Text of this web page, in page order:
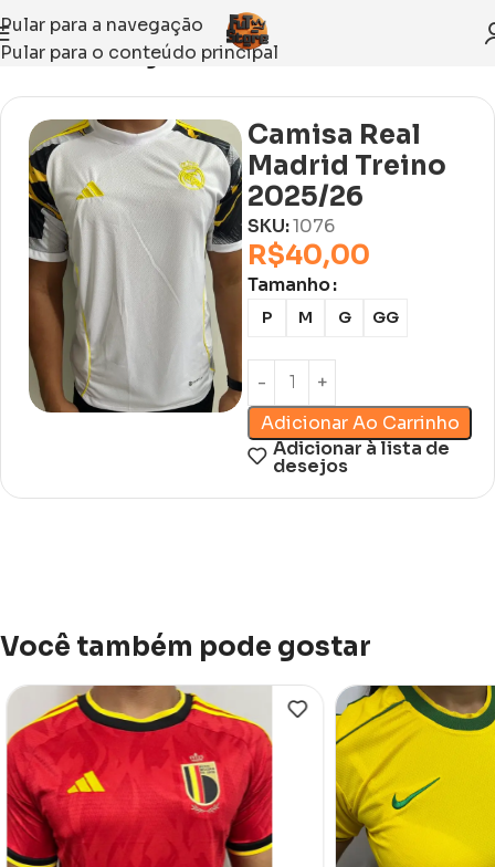
Pular para a navegação
Pular para o conteúdo principal
Início Sem categoria
Camisa Real
Madrid Treino
2025/26
SKU:1076
R$40,00
Tamanho
P M G GG
Adicionar Ao Carrinho
Adicionar à lista de
desejos
Você também pode gostar